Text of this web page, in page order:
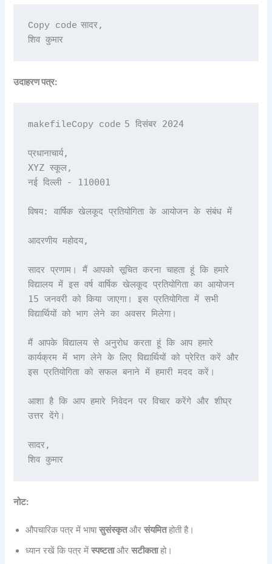
Copy code सादर,
शिव कुमार
उदाहरण पत्र:
makefileCopy code 5 दिसंबर 2024
प्रधानाचार्य,
XYZ स्कूल,
नई दिल्ली - 110001
विषय: वार्षिक खेलकूद प्रतियोगिता के आयोजन के संबंध में
आदरणीय महोदय,
सादर प्रणाम। मैं आपको सूचित करना चाहता हूं कि हमारे
विद्यालय में इस वर्ष वार्षिक खेलकूद प्रतियोगिता का आयोजन
15 जनवरी को किया जाएगा। इस प्रतियोगिता में सभी
विद्यार्थियों को भाग लेने का अवसर मिलेगा।
मैं आपके विद्यालय से अनुरोध करता हूं कि आप हमारे
कार्यक्रम में भाग लेने के लिए विद्यार्थियों को प्रेरित करें और
इस प्रतियोगिता को सफल बनाने में हमारी मदद करें।
आशा है कि आप हमारे निवेदन पर विचार करेंगे और शीघ्र
उत्तर देंगे।
सादर,
शिव कुमार
नोट:
औपचारिक पत्र में भाषासुसंस्कृतऔरसंयमितहोती है।
ध्यान रखें कि पत्र मेंस्पष्टताऔरसटीकताहो।